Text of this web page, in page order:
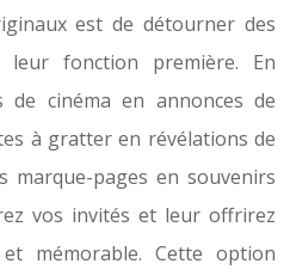
est de détourner des
fonction première. En
cinéma en annonces de
à gratter en révélations de
pages en souvenirs
vos invités et leur offrirez
mémorable. Cette option